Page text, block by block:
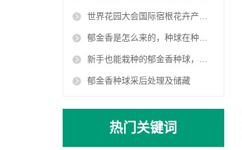
世界花园大会国际宿根花卉产业高峰论坛
郁金香是怎么来的，种球在种植中要注意哪些？
新手也能栽种的郁金香种球，只要注意这几点，明年开花美翻天
郁金香种球采后处理及储藏
热门关键词